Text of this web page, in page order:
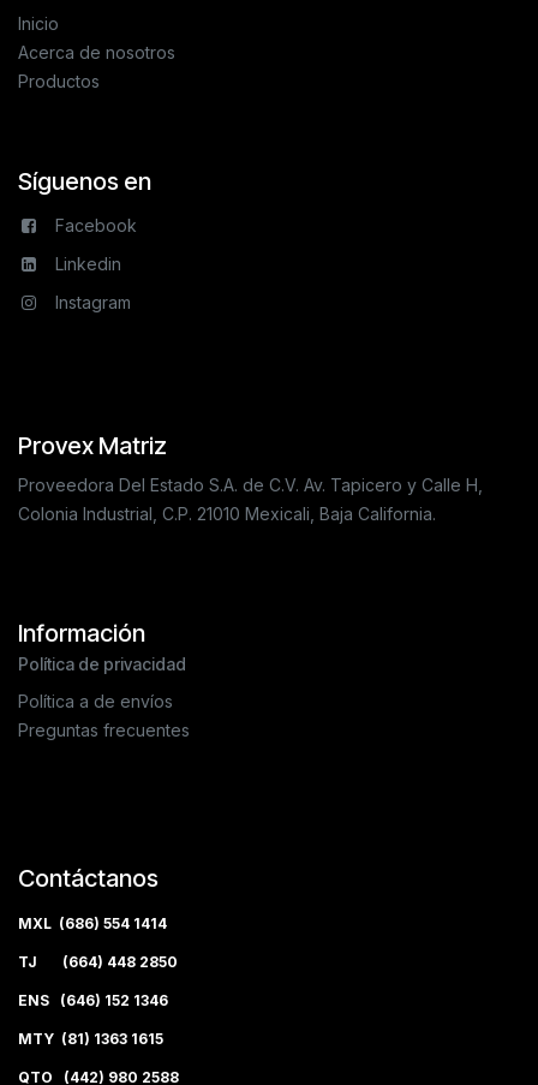
Inicio
Acerca de nosotros
Productos
Síguenos en
Facebook
Linkedin
Instagram
Provex Matriz
Proveedora Del Estado S.A. de C.V. Av. Tapicero y Calle H,
Colonia Industrial, C.P. 21010 Mexicali, Baja California.
Información
Política de privacidad
Política a de envíos
Preguntas frecuentes
Contáctanos
MXL (686) 554 1414
TJ (664) 448 2850
ENS (646) 152 1346
MTY (81) 1363 1615
QTO (442) 980 2588